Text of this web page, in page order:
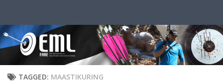
TAGGED: MAASTIKURING